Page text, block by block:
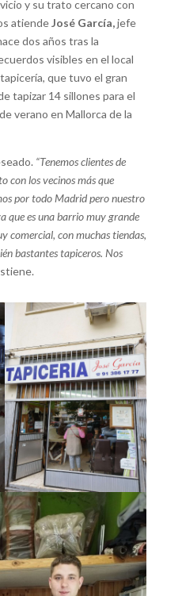
y su trato cercano con
atiendeJosé García,jefe
dos años tras la
visibles en el local
que tuvo el gran
tapizar 14 sillones para el
verano en Mallorca de la
“Tenemos clientes de
con los vecinos más que
por todo Madrid pero nuestro
que es una barrio muy grande
comercial, con muchas tiendas,
bastantes tapiceros. Nos